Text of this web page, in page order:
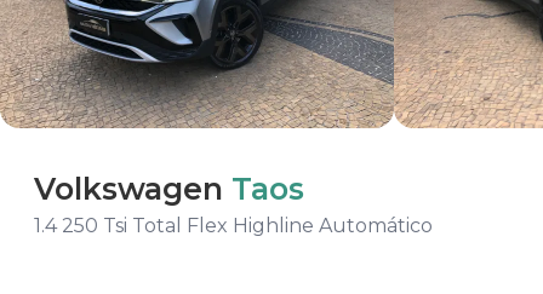
Volkswagen Taos
1.4 250 Tsi Total Flex Highline Automático